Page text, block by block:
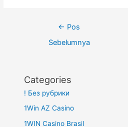
← Pos
Sebelumnya
Categories
! Без рубрики
1Win AZ Casino
1WIN Casino Brasil